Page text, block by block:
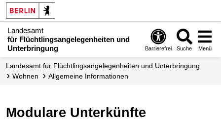
Landesamt
für Flüchtlingsangelegenheiten und
Unterbringung
Barrierefrei Suche Menü
Landesamt für Flüchtlingsangelegenheiten und Unterbringung
Wohnen
Allgemeine Informationen
Modulare Unterkünfte